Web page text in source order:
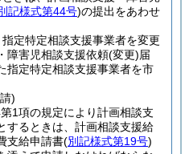
記様式第44号)の提出をあわせ
定特定相談支援事業者を変更
障害児相談支援依頼(変更)届
指定特定相談支援事業者を市
)
1項の規定により計画相談支
するときは、計画相談支援給
支給申請書(別記様式第19号)